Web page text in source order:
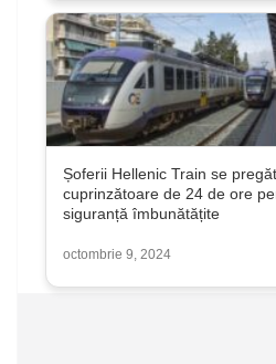
Șoferii Hellenic Train se
cuprinzătoare de 24 de ore
siguranță îmbunătățite
octombrie 9, 2024